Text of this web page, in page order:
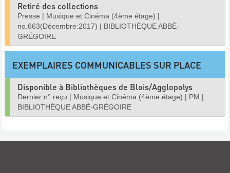
Retiré des collections
Presse | Musique et Cinéma (4ème étage) |
no.663(Décembre:2017) | BIBLIOTHÈQUE ABBÉ-
GRÉGOIRE
EXEMPLAIRES COMMUNICABLES SUR PLACE
Disponible à Bibliothèques de Blois/Agglopolys
Dernier n° reçu | Musique et Cinéma (4ème étage) | PM |
BIBLIOTHÈQUE ABBÉ-GRÉGOIRE